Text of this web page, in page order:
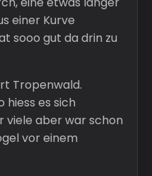
einer Kurve
sooo gut da drin zu
Tropenwald.
hiess es sich
viele aber war schon
vor einem